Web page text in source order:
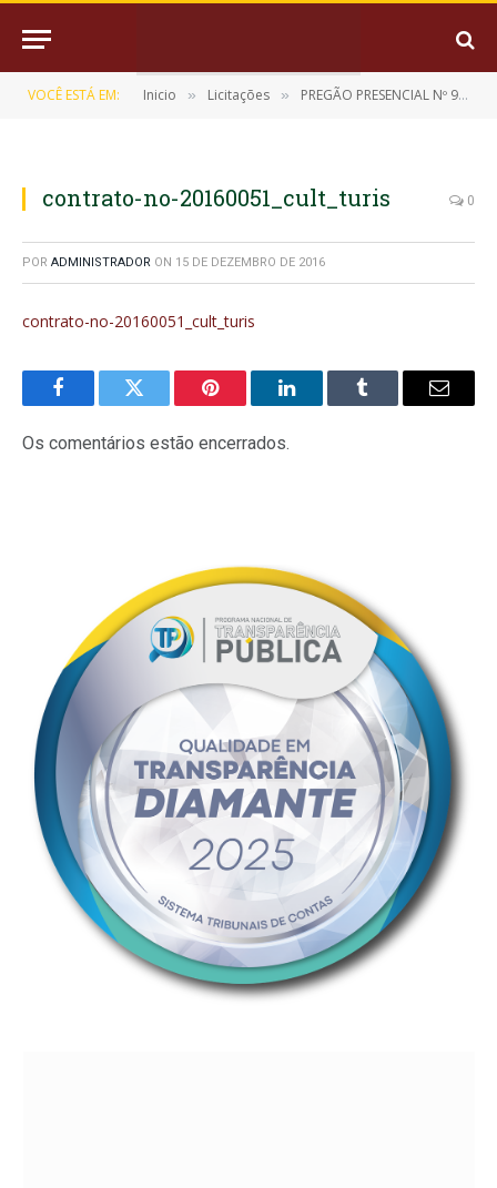
VOCÊ ESTÁ EM: Inicio » Licitações » PREGÃO PRESENCIAL Nº 9/2016-072501
contrato-no-20160051_cult_turis 0
POR ADMINISTRADOR ON 15 DE DEZEMBRO DE 2016
contrato-no-20160051_cult_turis
FacebookTwitter Pinterest LinkedInTumblr
E-
Os comentários estão encerrados.